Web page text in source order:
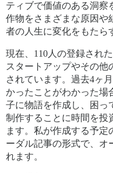
ティブで価値のある洞察
作物をさまざまな原因や
者の人生に変化をもたら
現在、110人の登録され
スタートアップやその他
されています。過去4ヶ
かったことがわかった場
子に物語を作成し、困っ
制作することに時間を投
ます。私が作成する予
ーダル記事の形式で、オ
れます。